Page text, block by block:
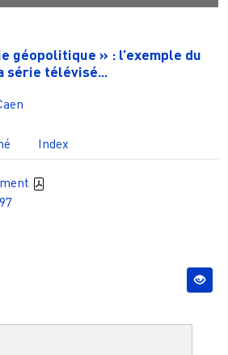
géopolitique » : l’exemple du
série télévisé...
Index